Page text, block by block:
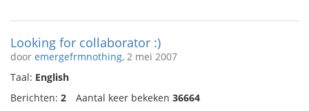
Looking for collaborator :)
door emergefrmnothing, 2 mei 2007
Taal: English
Berichten: 2 Aantal keer bekeken 36664